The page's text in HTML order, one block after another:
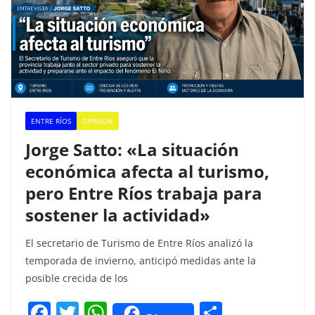
ENTRE RÍOS OPINION
Jorge Satto: «La situación
económica afecta al turismo,
pero Entre Ríos trabaja para
sostener la actividad»
El secretario de Turismo de Entre Ríos analizó la
temporada de invierno, anticipó medidas ante la
posible crecida de los